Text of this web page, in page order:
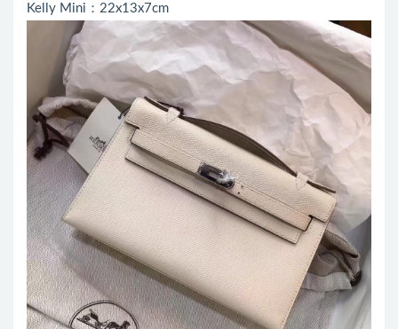
Kelly Mini：22x13x7cm